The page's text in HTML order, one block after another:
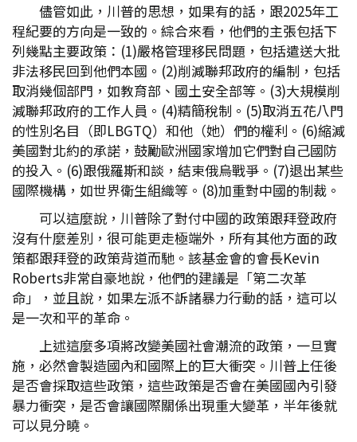
儘管如此，川普的思想，如果有的話，跟2025年工
程紀要的方向是一致的。綜合來看，他們的主張包括下
列幾點主要政策：(1)嚴格管理移民問題，包括遣送大批
非法移民回到他們本國。(2)削減聯邦政府的編制，包括
取消幾個部門，如教育部、國土安全部等。(3)大規模削
減聯邦政府的工作人員。(4)精簡稅制。(5)取消五花八門
的性別名目（即LBGTQ）和他（她）們的權利。(6)縮減
美國對北約的承諾，鼓勵歐洲國家增加它們對自己國防
的投入。(6)跟俄羅斯和談，結束俄烏戰爭。(7)退出某些
國際機構，如世界衛生組織等。(8)加重對中國的制裁。
可以這麼說，川普除了對付中國的政策跟拜登政府
沒有什麼差別，很可能更走極端外，所有其他方面的政
策都跟拜登的政策背道而馳。該基金會的會長Kevin
Roberts非常自豪地說，他們的建議是「第二次革
命」，並且說，如果左派不訴諸暴力行動的話，這可以
是一次和平的革命。
上述這麼多項將改變美國社會潮流的政策，一旦實
施，必然會製造國內和國際上的巨大衝突。川普上任後
是否會採取這些政策，這些政策是否會在美國國內引發
暴力衝突，是否會讓國際關係出現重大變革，半年後就
可以見分曉。